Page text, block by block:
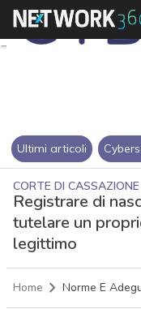
Ultimi articoli
CORTE DI CASSAZIONE
Registrare di
tutelare un
legittimo
Home Norme E